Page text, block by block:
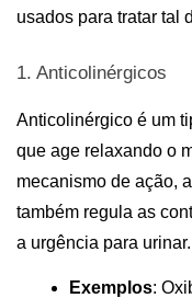
usados para tratar tal
1. Anticolinérgicos
Anticolinérgico é um
que age relaxando o
mecanismo de ação,
também regula as
a urgência para urinar.
Exemplos: